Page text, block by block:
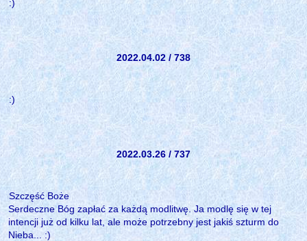
:)
2022.04.02 / 738
:)
2022.03.26 / 737
Szczęść Boże
Serdeczne Bóg zapłać za każdą modlitwę. Ja modlę się w tej
intencji już od kilku lat, ale może potrzebny jest jakiś szturm do
Nieba... :)